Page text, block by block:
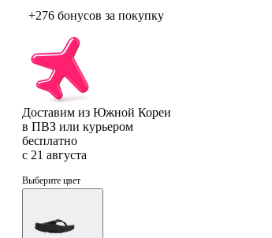
+276 бонусов за покупку
Доставим из Южной Кореи
в ПВЗ или курьером
бесплатно
с 21 августа
Выберите цвет